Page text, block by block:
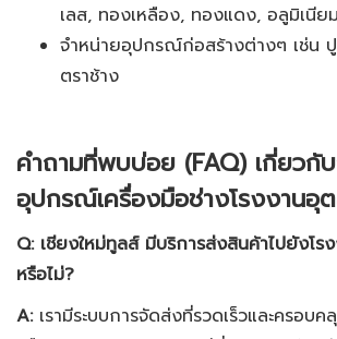
เลส, ทองเหลือง, ทองแดง, อลูมิเนียม
จำหน่ายอุปกรณ์ก่อสร้างต่างๆ เช่น
ตราช้าง
คำถามที่พบบ่อย (FAQ) เกี่ยวกั
อุปกรณ์เครื่องมือช่างโรงงานอุ
Q: เชียงใหม่ทูลส์ มีบริการส่งสินค้าไปยังโร
หรือไม่?
A:เรามีระบบการจัดส่งที่รวดเร็วและครอบค